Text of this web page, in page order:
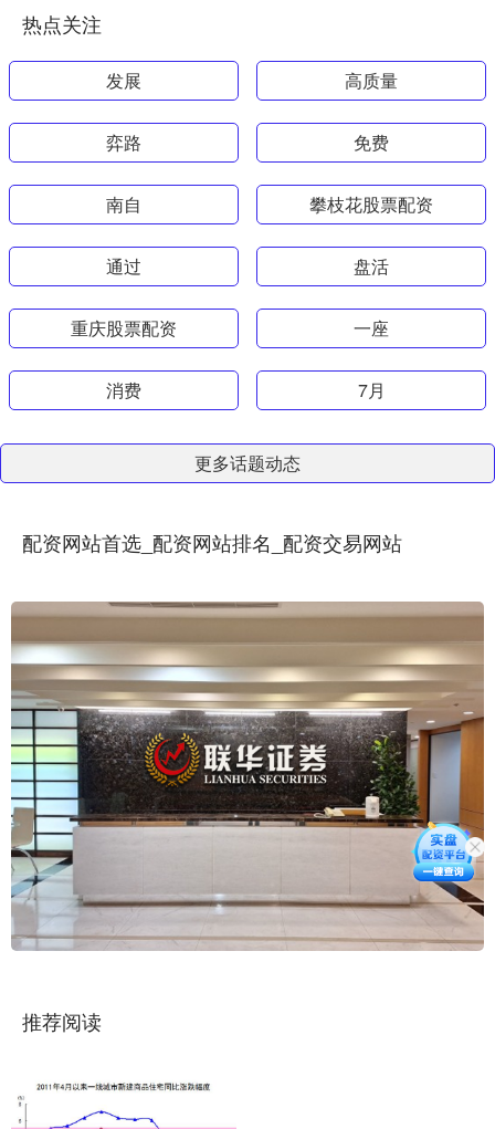
热点关注
发展 高质量
弈路 免费
南自 攀枝花股票配资
通过 盘活
重庆股票配资 一座
消费 7月
更多话题动态
配资网站首选_配资网站排名_配资交易网站
推荐阅读